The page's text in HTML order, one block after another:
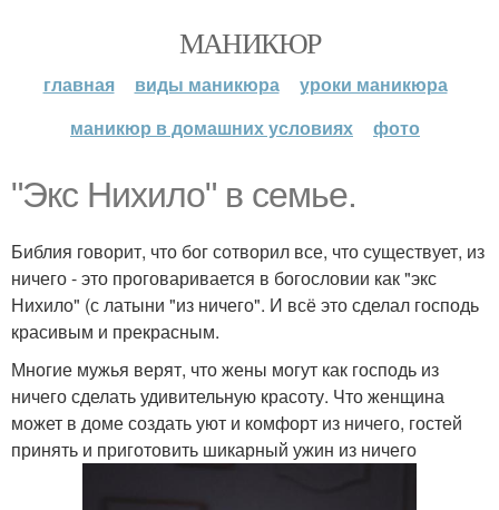
МАНИКЮР
главная виды маникюра
уроки маникюра
маникюр в домашних условиях
фото
"Экс Нихило" в семье.
Библия говорит, что бог сотворил все, что существует, из
ничего - это проговаривается в богословии как "экс
Нихило" (с латыни "из ничего". И всё это сделал господь
красивым и прекрасным.
Многие мужья верят, что жены могут как господь из
ничего сделать удивительную красоту. Что женщина
может в доме создать уют и комфорт из ничего, гостей
принять и приготовить шикарный ужин из ничего